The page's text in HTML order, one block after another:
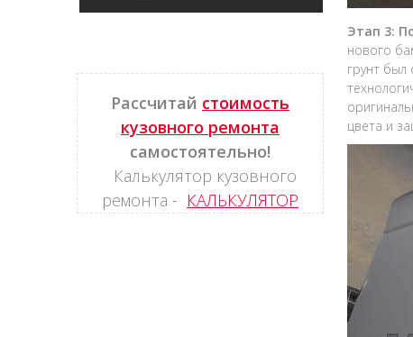
Этап 3:
нового
грунт
цвета и
Рассчитай стоимость
кузовного ремонта
самостоятельно!
Калькулятор кузовного
ремонта - КАЛЬКУЛЯТОР